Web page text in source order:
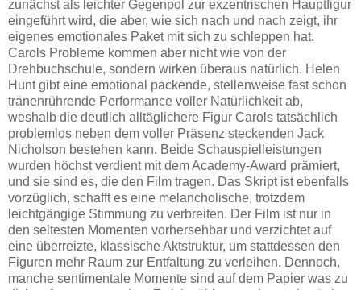
zunächst als leichter Gegenpol zur exzentrischen Hauptfigur
eingeführt wird, die aber, wie sich nach und nach zeigt, ihr
eigenes emotionales Paket mit sich zu schleppen hat.
Carols Probleme kommen aber nicht wie von der
Drehbuchschule, sondern wirken überaus natürlich. Helen
Hunt gibt eine emotional packende, stellenweise fast schon
tränenrührende Performance voller Natürlichkeit ab,
weshalb die deutlich alltäglichere Figur Carols tatsächlich
problemlos neben dem voller Präsenz steckenden Jack
Nicholson bestehen kann. Beide Schauspielleistungen
wurden höchst verdient mit dem Academy-Award prämiert,
und sie sind es, die den Film tragen. Das Skript ist ebenfalls
vorzüglich, schafft es eine melancholische, trotzdem
leichtgängige Stimmung zu verbreiten. Der Film ist nur in
den seltesten Momenten vorhersehbar und verzichtet auf
eine überreizte, klassische Aktstruktur, um stattdessen den
Figuren mehr Raum zur Entfaltung zu verleihen. Dennoch,
manche sentimentale Momente sind auf dem Papier was zu